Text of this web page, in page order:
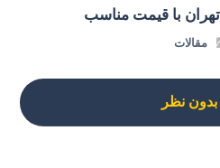
با قیمت مناسب
مقالات
بدون نظر